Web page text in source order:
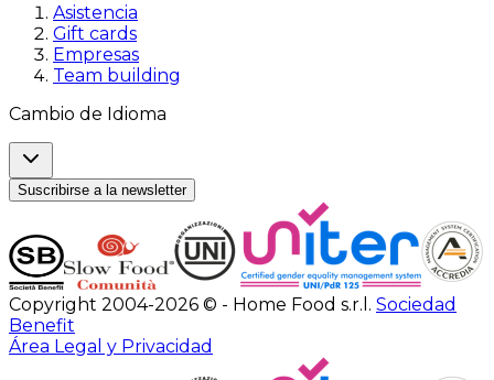
Asistencia
Gift cards
Empresas
Team building
Cambio de Idioma
Suscribirse a la newsletter
Copyright 2004-2026 © - Home Food s.r.l. Sociedad
Benefit
Área Legal y Privacidad